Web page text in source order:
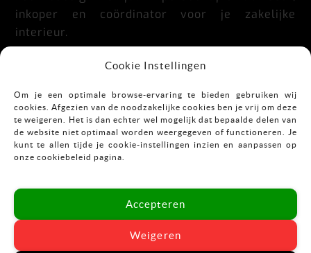
Cookie Instellingen
Om je een optimale browse-ervaring te bieden gebruiken wij
cookies. Afgezien van de noodzakelijke cookies ben je vrij om deze
te weigeren. Het is dan echter wel mogelijk dat bepaalde delen van
de website niet optimaal worden weergegeven of functioneren. Je
kunt te allen tijde je cookie-instellingen inzien en aanpassen op
onze cookiebeleid pagina.
Accepteren
Weigeren
inkoper en coördinator voor je zakelijke
interieur.
Praktisch, doordacht, stijlvol en flexibel.
CONTACT
Mekkelholtsweg 7
E:info@vastgoedinrichting.nl